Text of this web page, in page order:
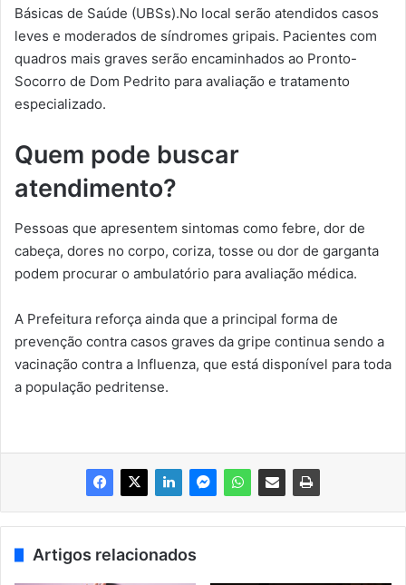
Básicas de Saúde (UBSs).No local serão atendidos casos
leves e moderados de síndromes gripais. Pacientes com
quadros mais graves serão encaminhados ao Pronto-
Socorro de Dom Pedrito para avaliação e tratamento
especializado.
Quem pode buscar
atendimento?
Pessoas que apresentem sintomas como febre, dor de
cabeça, dores no corpo, coriza, tosse ou dor de garganta
podem procurar o ambulatório para avaliação médica.
A Prefeitura reforça ainda que a principal forma de
prevenção contra casos graves da gripe continua sendo a
vacinação contra a Influenza, que está disponível para toda
a população pedritense.
Artigos relacionados